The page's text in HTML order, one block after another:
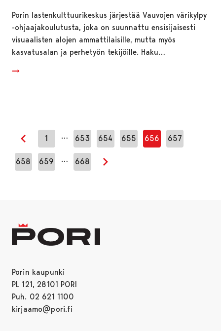
Porin lastenkulttuurikeskus järjestää Vauvojen värikylpy
-ohjaajakoulutusta, joka on suunnattu ensisijaisesti
visuaalisten alojen ammattilaisille, mutta myös
kasvatusalan ja perhetyön tekijöille. Haku…
Edellinen sivu
1 … 653 654 655 656 657
658 659 … 668
Seuraava sivu
Porin kaupunki
PL 121, 28101 PORI
Puh. 02 621 1100
kirjaamo@pori.fi